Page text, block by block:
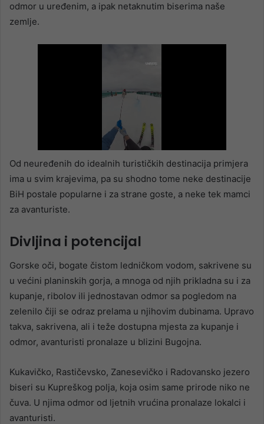
odmor u uređenim, a ipak netaknutim biserima naše
zemlje.
Od neuređenih do idealnih turističkih destinacija primjera
ima u svim krajevima, pa su shodno tome neke destinacije
BiH postale popularne i za strane goste, a neke tek mamci
za avanturiste.
Divljina i potencijal
Gorske oči, bogate čistom ledničkom vodom, sakrivene su
u većini planinskih gorja, a mnoga od njih prikladna su i za
kupanje, ribolov ili jednostavan odmor sa pogledom na
zelenilo čiji se odraz prelama u njihovim dubinama. Upravo
takva, sakrivena, ali i teže dostupna mjesta za kupanje i
odmor, avanturisti pronalaze u blizini Bugojna.
Kukavičko, Rastičevsko, Zanesevičko i Radovansko jezero
biseri su Kupreškog polja, koja osim same prirode niko ne
čuva. U njima odmor od ljetnih vrućina pronalaze lokalci i
avanturisti.